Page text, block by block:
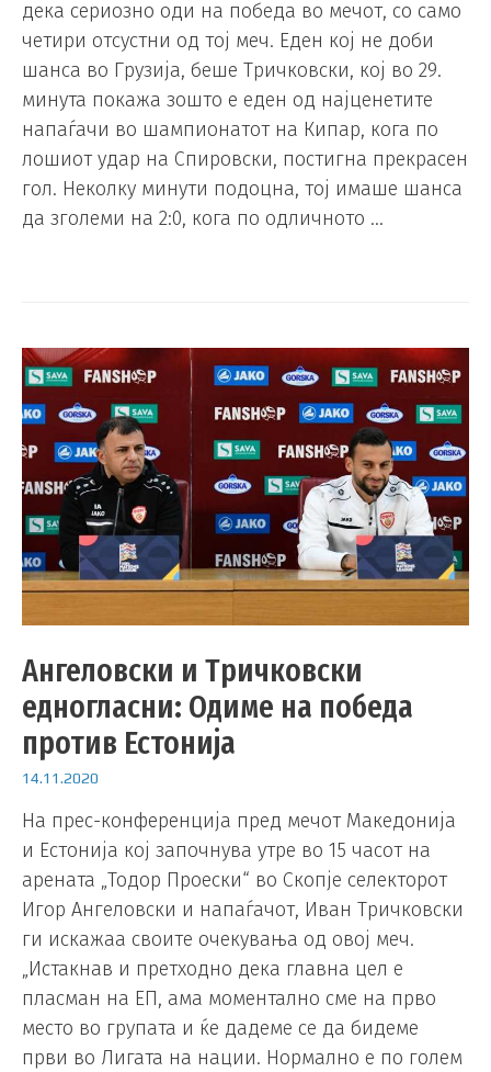
дека сериозно оди на победа во мечот, со само
четири отсустни од тој меч. Еден кој не доби
шанса во Грузија, беше Тричковски, кој во 29.
минута покажа зошто е еден од најценетите
напаѓачи во шампионатот на Кипар, кога по
лошиот удар на Спировски, постигна прекрасен
гол. Неколку минути подоцна, тој имаше шанса
да зголеми на 2:0, кога по одличното …
Ангеловски и Тричковски
едногласни: Одиме на победа
против Естонија
14.11.2020
На прес-конференција пред мечот Македонија
и Естонија кој започнува утре во 15 часот на
арената „Тодор Проески“ во Скопје селекторот
Игор Ангеловски и напаѓачот, Иван Тричковски
ги искажаа своите очекувања од овој меч.
„Истакнав и претходно дека главна цел е
пласман на ЕП, ама моментално сме на прво
место во групата и ќе дадеме се да бидеме
први во Лигата на нации. Нормално е по голем